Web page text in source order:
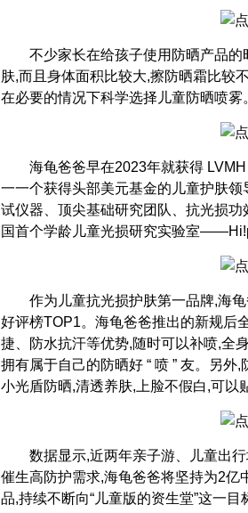
不少家长在给孩子使用防晒产品的
肤,而且身体面积比较大,擦防晒霜比较
在必要的情况下科学选择儿童防晒喷雾
海龟爸爸早在2023年就获得 LVMH
一一个获得头部美元基金的儿童护肤
试仪器、顶尖基础研究团队、抗光损
国首个学龄儿童光损研究实验室
作为儿童抗光损护肤第一品牌,海龟
好评榜TOP1。海龟爸爸推出的新规后
捷、防水抗汗等优势,随时可以补喷,全
拥有属于自己的防晒好 “ 喷 ” 友。另
小光盾防晒,清透养肤,上脸不假白,可以
数据显示,近两年亲子游、儿童出行
催生高防护需求,海龟爸爸将坚持为2
品,持续不断向“儿童版的资生堂”这一目